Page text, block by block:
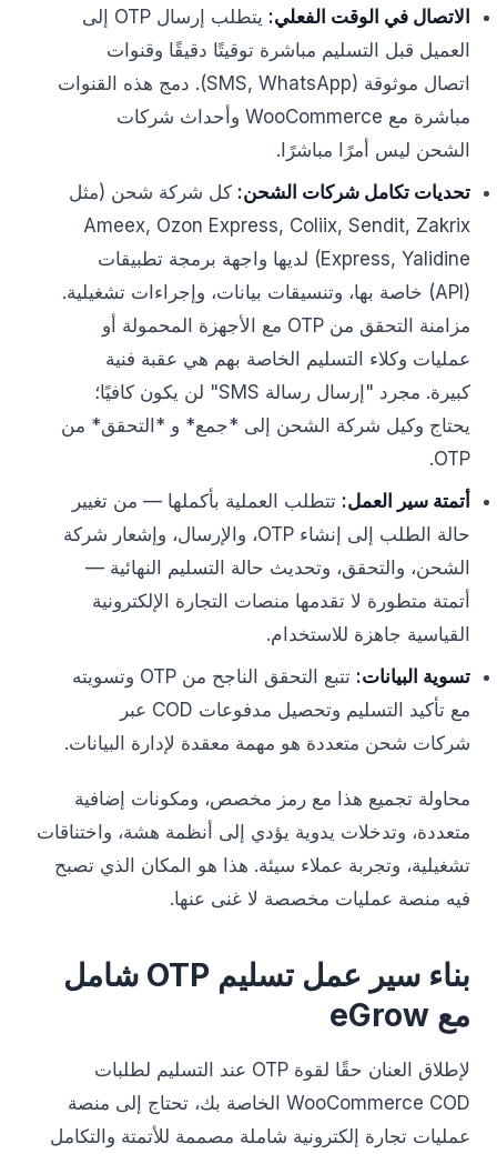
الاتصال في الوقت الفعلي:
يتطلب إرسال OTP إلى
العميل قبل التسليم مباشرة توقيتًا دقيقًا وقنوات
اتصال موثوقة (SMS, WhatsApp). دمج هذه القنوات
مباشرة مع WooCommerce وأحداث شركات
الشحن ليس أمرًا مباشرًا.
تحديات تكامل شركات الشحن: كل شركة شحن (مثل
Ameex, Ozon Express, Coliix, Sendit, Zakrix
Express, Yalidine) لديها واجهة برمجة تطبيقات
(API) خاصة بها، وتنسيقات بيانات، وإجراءات تشغيلية.
مزامنة التحقق من OTP مع الأجهزة المحمولة أو
عمليات وكلاء التسليم الخاصة بهم هي عقبة فنية
كبيرة. مجرد "إرسال رسالة SMS" لن يكون كافيًا؛
يحتاج وكيل شركة الشحن إلى *جمع* و *التحقق* من
OTP.
أتمتة سير العمل: تتطلب العملية بأكملها — من تغيير
حالة الطلب إلى إنشاء OTP، والإرسال، وإشعار شركة
الشحن، والتحقق، وتحديث حالة التسليم النهائية —
أتمتة متطورة لا تقدمها منصات التجارة الإلكترونية
القياسية جاهزة للاستخدام.
تسوية البيانات:
تتبع التحقق الناجح من OTP وتسويته
مع تأكيد التسليم وتحصيل مدفوعات COD عبر
شركات شحن متعددة هو مهمة معقدة لإدارة البيانات.
محاولة تجميع هذا مع رمز مخصص، ومكونات إضافية
متعددة، وتدخلات يدوية يؤدي إلى أنظمة هشة، واختناقات
تشغيلية، وتجربة عملاء سيئة. هذا هو المكان الذي تصبح
فيه منصة عمليات مخصصة لا غنى عنها.
بناء سير عمل تسليم OTP شامل
مع eGrow
لإطلاق العنان حقًا لقوة OTP عند التسليم لطلبات
WooCommerce COD الخاصة بك، تحتاج إلى منصة
عمليات تجارة إلكترونية شاملة مصممة للأتمتة والتكامل